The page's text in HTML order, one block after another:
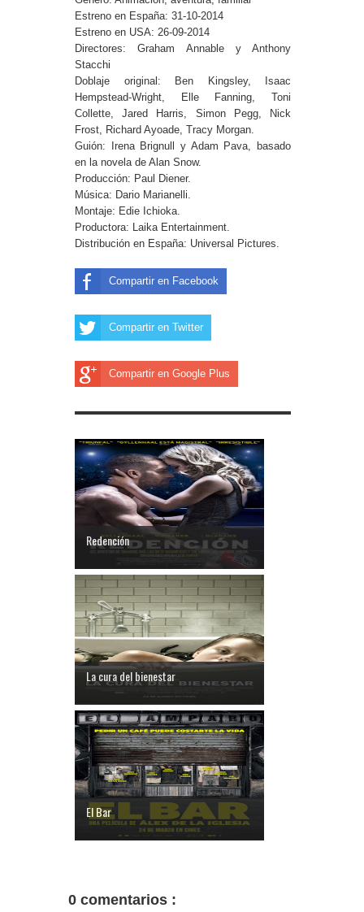
Estreno en España: 31-10-2014
Estreno en USA: 26-09-2014
Directores: Graham Annable y Anthony
Stacchi
Doblaje original: Ben Kingsley, Isaac
Hempstead-Wright, Elle Fanning, Toni
Collette, Jared Harris, Simon Pegg, Nick
Frost, Richard Ayoade, Tracy Morgan.
Guión: Irena Brignull y Adam Pava, basado
en la novela de Alan Snow.
Producción: Paul Diener.
Música: Dario Marianelli.
Montaje: Edie Ichioka.
Productora: Laika Entertainment.
Distribución en España: Universal Pictures.
Compartir en Facebook
Compartir en Twitter
Compartir en Google Plus
Redención
La cura del bienestar
El Bar
0 comentarios :